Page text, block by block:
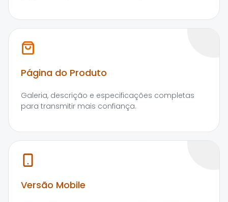
Página do Produto
Galeria, descrição e especificações completas
para transmitir mais confiança.
Versão Mobile